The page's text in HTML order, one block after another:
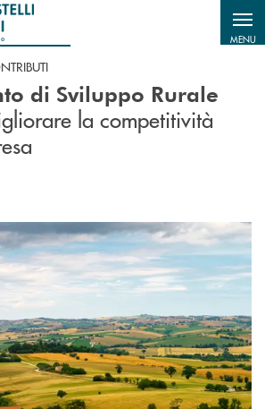
MENU
di Sviluppo Rurale
la competitività